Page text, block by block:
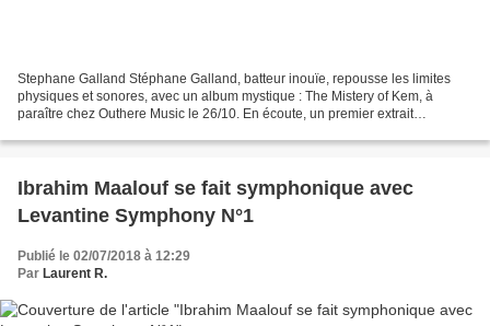
Stephane Galland Stéphane Galland, batteur inouïe, repousse les limites
physiques et sonores, avec un album mystique : The Mistery of Kem, à
paraître chez Outhere Music le 26/10. En écoute, un premier extrait
Ibrahim Maalouf se fait symphonique avec
Levantine Symphony N°1
Publié le 02/07/2018 à 12:29
Par Laurent R.